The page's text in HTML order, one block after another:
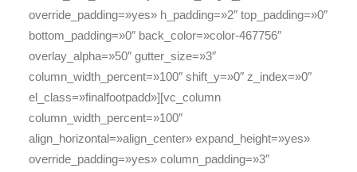
override_padding=»yes» h_padding=»2″ top_padding=»0″
bottom_padding=»0″ back_color=»color-467756″
overlay_alpha=»50″ gutter_size=»3″
column_width_percent=»100″ shift_y=»0″ z_index=»0″
el_class=»finalfootpadd»][vc_column
column_width_percent=»100″
align_horizontal=»align_center» expand_height=»yes»
override_padding=»yes» column_padding=»3″